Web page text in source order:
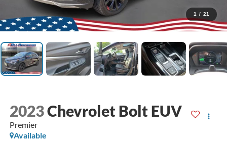
1 / 21
2023Chevrolet Bolt EUV
Premier
Available